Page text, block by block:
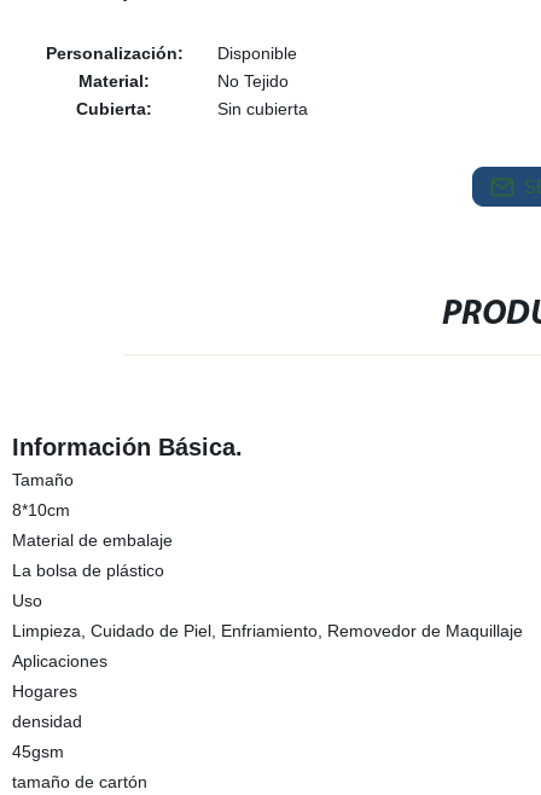
Personalización:
Disponible
Material:
No Tejido
Cubierta:
Sin cubierta
Información Básica.
Tamaño
8*10cm
Material de embalaje
La bolsa de plástico
Uso
Limpieza, Cuidado de Piel, Enfriamiento, Removedor de Maquillaje
Aplicaciones
Hogares
densidad
45gsm
tamaño de cartón